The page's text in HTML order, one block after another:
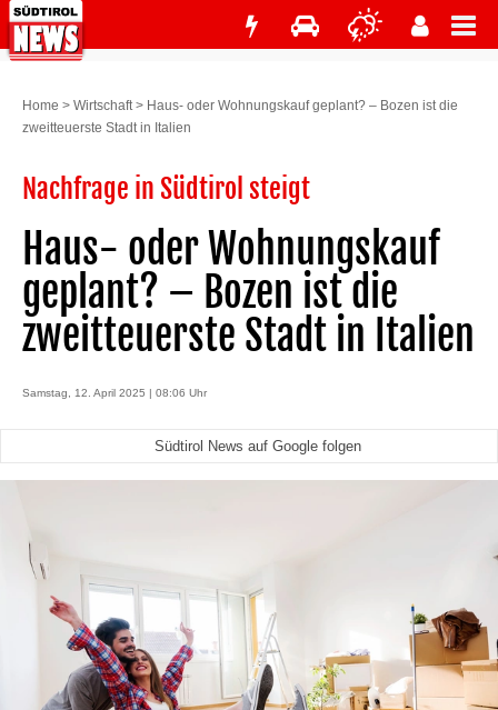
Home > Wirtschaft> Haus- oder Wohnungskauf geplant? – Bozen ist die
zweitteuerste Stadt in Italien
Nachfrage in Südtirol steigt
Haus- oder Wohnungskauf
geplant? – Bozen ist die
zweitteuerste Stadt in Italien
Samstag, 12. April 2025 | 08:06 Uhr
Südtirol News auf Google folgen